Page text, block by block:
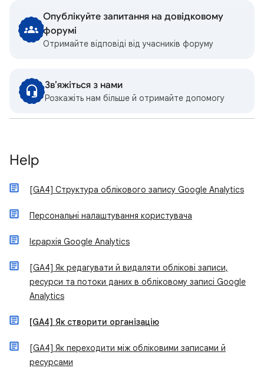
Опублікуйте запитання на довідковому
форумі
Отримайте відповіді від учасників форуму
Зв’яжіться з нами
Розкажіть нам більше й отримайте допомогу
Help
[GA4] Структура облікового запису Google Analytics
Персональні налаштування користувача
Ієрархія Google Analytics
[GA4] Як редагувати й видаляти облікові записи,
ресурси та потоки даних в обліковому записі Google
Analytics
[GA4] Як створити організацію
[GA4] Як переходити між обліковими записами й
ресурсами